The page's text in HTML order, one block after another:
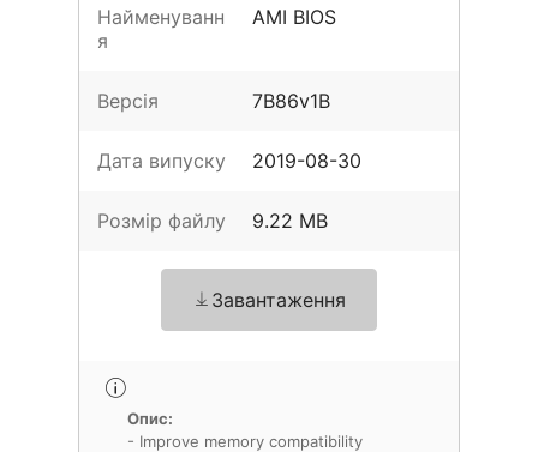
Найменуванн
я
AMI BIOS
Версія 7B86v1B
Дата випуску 2019-08-30
Розмір файлу 9.22 MB
Завантаження
Опис:
- Improve memory compatibility